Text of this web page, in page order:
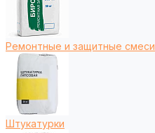
Ремонтные и защитные смеси
Штукатурки